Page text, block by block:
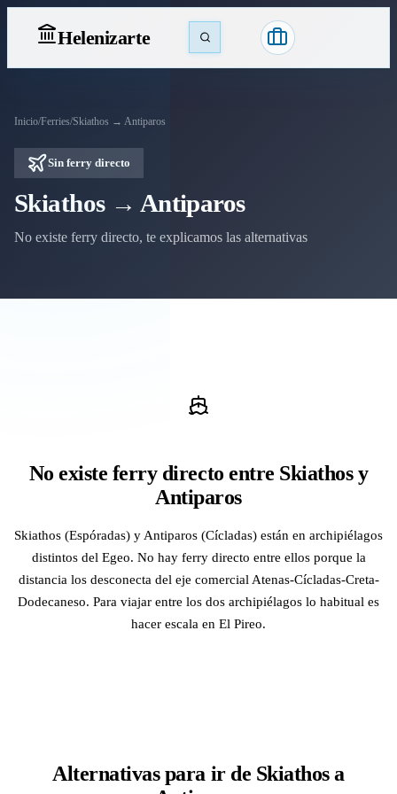
Helenizarte
Inicio/Ferries/Skiathos → Antiparos
Sin ferry directo
Skiathos → Antiparos
No existe ferry directo, te explicamos las alternativas
No existe ferry directo entre Skiathos y
Antiparos
Skiathos (Espóradas) y Antiparos (Cícladas) están en archipiélagos
distintos del Egeo. No hay ferry directo entre ellos porque la
distancia los desconecta del eje comercial Atenas-Cícladas-Creta-
Dodecaneso. Para viajar entre los dos archipiélagos lo habitual es
hacer escala en El Pireo.
Alternativas para ir de Skiathos a